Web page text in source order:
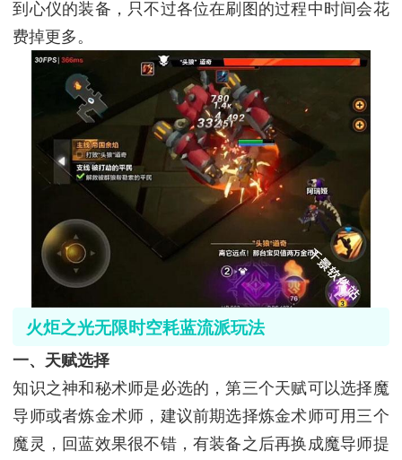
到心仪的装备，只不过各位在刷图的过程中时间会花
费掉更多。
火炬之光无限时空耗蓝流派玩法
一、天赋选择
知识之神和秘术师是必选的，第三个天赋可以选择魔
导师或者炼金术师，建议前期选择炼金术师可用三个
魔灵，回蓝效果很不错，有装备之后再换成魔导师提